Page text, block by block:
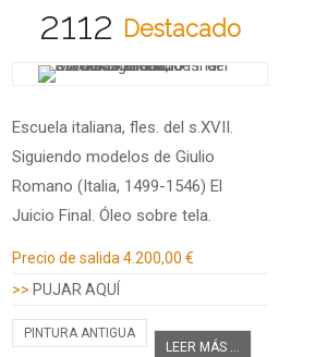
2112 Destacado
Escuela italiana, fles. del s.XVII.
Siguiendo modelos de Giulio
Romano (Italia, 1499-1546) El
Juicio Final. Óleo sobre tela.
Precio de salida4.200,00 €
>> PUJAR AQUÍ
PINTURA ANTIGUA
LEER MÁS ...